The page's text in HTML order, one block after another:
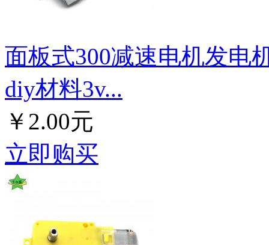
面板式300减速电机发电
diy材料3v...
￥2.00元
立即购买